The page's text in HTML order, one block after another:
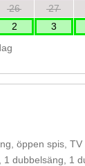
26 27
2 3
öppen spis, TV
1 dubbelsäng, 1